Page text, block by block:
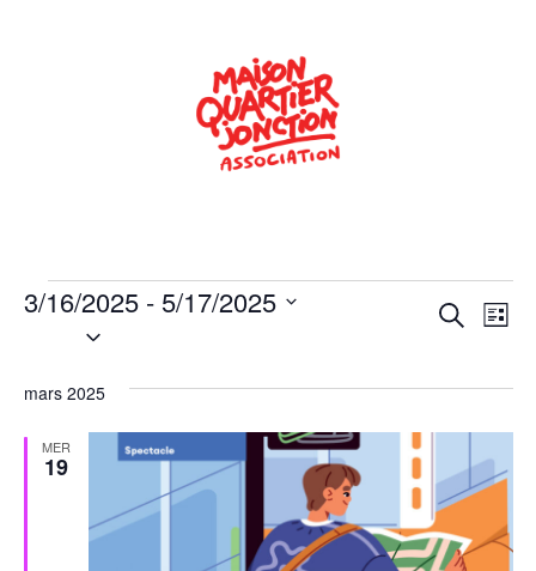
de
vues
Recherche
Liste
3/16/2025 - 5/17/2025
Sélectionnez
mars 2025
MER
19